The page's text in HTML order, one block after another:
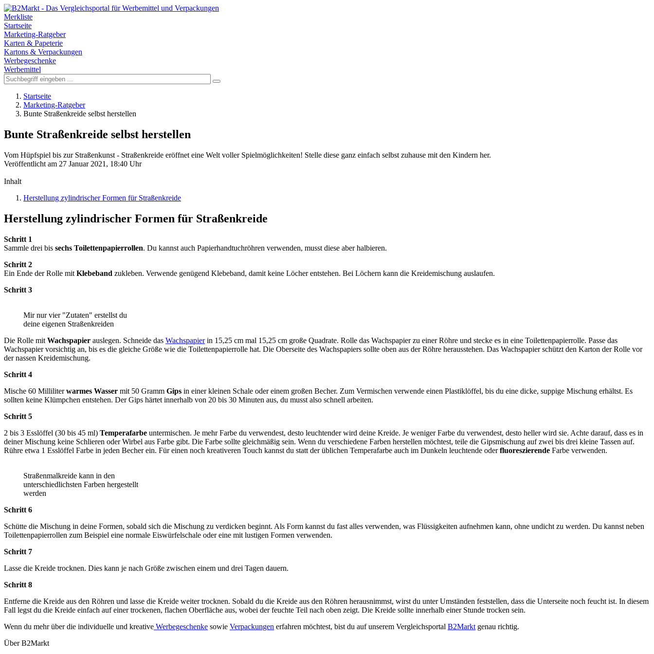
Merkliste
Startseite
Marketing-Ratgeber
Karten & Papeterie
Kartons & Verpackungen
Werbegeschenke
Werbemittel
Startseite
Marketing-Ratgeber
Bunte Straßenkreide selbst herstellen
Bunte Straßenkreide selbst herstellen
Vom Hüpfspiel bis zur Straßenkunst - Straßenkreide eröffnet eine Welt voller Spielmöglichkeiten! Stelle diese ganz einfach selbst zuhause mit den Kindern her.
Veröffentlicht am 27 Januar 2021, 18:40 Uhr
Inhalt
Herstellung zylindrischer Formen für Straßenkreide
Herstellung zylindrischer Formen für Straßenkreide
Schritt 1
Sammle drei bis sechs Toilettenpapierrollen. Du kannst auch Papierhandtuchröhren verwenden, musst diese aber halbieren.
Schritt 2
Ein Ende der Rolle mit Klebeband zukleben. Verwende genügend Klebeband, damit keine Löcher entstehen. Bei Löchern kann die Kreidemischung auslaufen.
Schritt 3
Mir nur vier "Zutaten" erstellst du
deine eigenen Straßenkreiden
Die Rolle mit Wachspapier auslegen. Schneide das Wachspapierin 15,25 cm mal 15,25 cm große Quadrate. Rolle das Wachspapier zu einer Röhre und stecke es in eine Toilettenpapierrolle. Passe das
Wachspapier vorsichtig an, bis es die gleiche Größe wie die Toilettenpapierrolle hat. Die Oberseite des Wachspapiers sollte oben aus der Röhre herausstehen. Das Wachspapier schützt den Karton der Rolle vor
der nassen Kreidemischung.
Schritt 4
Mische 60 Milliliterwarmes Wasser mit 50 Gramm Gips in einer kleinen Schale oder einem großen Becher. Zum Vermischen verwende einen Plastiklöffel, bis du eine dicke, suppige Mischung erhältst. Es
sollten keine Klümpchen entstehen. Der Gips härtet innerhalb von 20 bis 30 Minuten aus, du musst also schnell arbeiten.
Schritt 5
2 bis 3 Esslöffel (30 bis 45 ml) Temperafarbe untermischen. Je mehr Farbe du verwendest, desto leuchtender wird deine Kreide. Je weniger Farbe du verwendest, desto heller wird sie. Achte darauf, dass es in
deiner Mischung keine Schlieren oder Wirbel aus Farbe gibt. Die Farbe sollte gleichmäßig sein. Wenn du verschiedene Farben herstellen möchtest, teile die Gipsmischung auf zwei bis drei kleine Tassen auf.
Rühre etwa 1 Esslöffel Farbe in jeden Becher ein. Für einen noch kreativeren Touch kannst du statt der üblichen Temperafarbe auch im Dunkeln leuchtende oderfluoreszierende Farbe verwenden.
Straßenmalkreide kann in den
unterschiedlichsten Farben hergestellt
werden
Schritt 6
Schütte die Mischung in deine Formen, sobald sich die Mischung zu verdicken beginnt. Als Form kannst du fast alles verwenden, was Flüssigkeiten aufnehmen kann, ohne undicht zu werden. Du kannst neben
Toilettenpapierrollen zum Beispiel eine normale Eiswürfelschale oder eine mit lustigen Formen verwenden.
Schritt 7
Lasse die Kreide trocknen. Dies kann je nach Größe zwischen einem und drei Tagen dauern.
Schritt 8
Entferne die Kreide aus den Röhren und lasse die Kreide weiter trocknen. Sobald du die Kreide aus den Röhren herausnimmst, wirst du unter Umständen feststellen, dass die Unterseite noch feucht ist. In diesem
Fall legst du die Kreide einfach auf einer trockenen, flachen Oberfläche aus, wobei der feuchte Teil nach oben zeigt. Die Kreide sollte innerhalb einer Stunde trocken sein.
Wenn du mehr über die individuelle und kreative Werbegeschenke sowie Verpackungen erfahren möchtest, bist du auf unserem Vergleichsportal B2Markt genau richtig.
Über B2Markt